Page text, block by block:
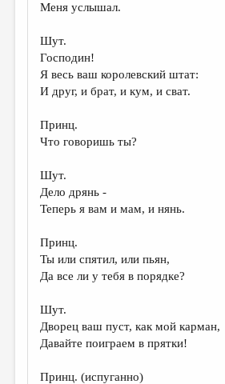
Меня услышал.
Шут.
Господин!
Я весь ваш королевский штат:
И друг, и брат, и кум, и сват.
Принц.
Что говоришь ты?
Шут.
Дело дрянь -
Теперь я вам и мам, и нянь.
Принц.
Ты или спятил, или пьян,
Да все ли у тебя в порядке?
Шут.
Дворец ваш пуст, как мой карман,
Давайте поиграем в прятки!
Принц. (испуганно)